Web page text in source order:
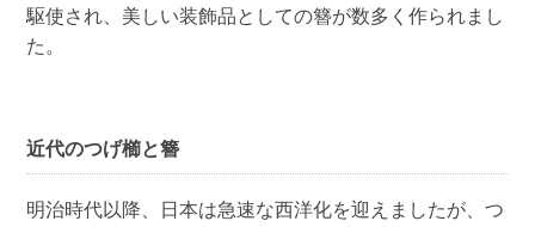
駆使され、美しい装飾品としての簪が数多く作られまし
た。
近代のつげ櫛と簪
明治時代以降、日本は急速な西洋化を迎えましたが、つ